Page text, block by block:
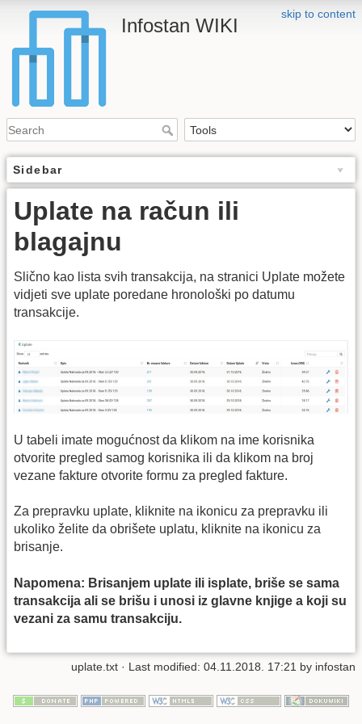
skip to content
Infostan WIKI
Sidebar
Uplate na račun ili
blagajnu
Slično kao lista svih transakcija, na stranici Uplate možete
vidjeti sve uplate poredane hronološki po datumu
transakcije.
U tabeli imate mogućnost da klikom na ime korisnika
otvorite pregled samog korisnika ili da klikom na broj
vezane fakture otvorite formu za pregled fakture.
Za prepravku uplate, kliknite na ikonicu za prepravku ili
ukoliko želite da obrišete uplatu, kliknite na ikonicu za
brisanje.
Napomena: Brisanjem uplate ili isplate, briše se sama
transakcija ali se brišu i unosi iz glavne knjige a koji su
vezani za samu transakciju.
uplate.txt · Last modified: 04.11.2018. 17:21 by infostan